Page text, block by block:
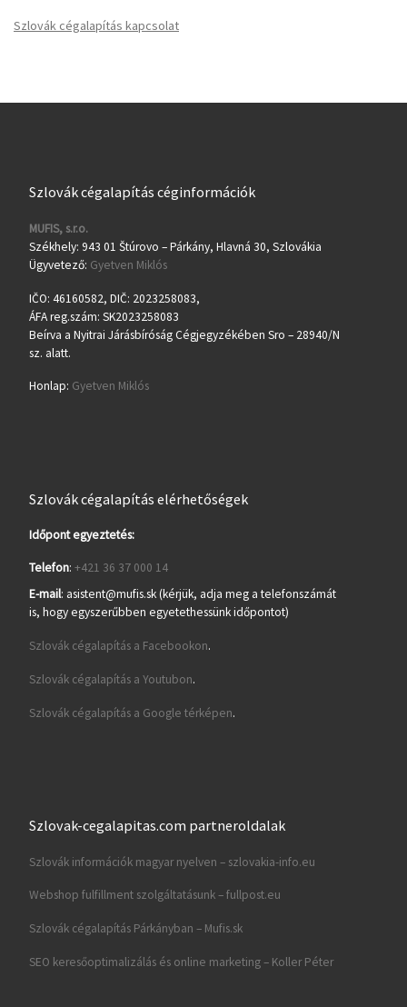
Szlovák cégalapítás kapcsolat
Szlovák cégalapítás céginformációk
MUFIS, s.r.o.
Székhely: 943 01 Štúrovo – Párkány, Hlavná 30, Szlovákia
Ügyvetező: Gyetven Miklós
IČO: 46160582, DIČ: 2023258083,
ÁFA reg.szám: SK2023258083
Beírva a Nyitrai Járásbíróság Cégjegyzékében Sro – 28940/N
sz. alatt.
Honlap: Gyetven Miklós
Szlovák cégalapítás elérhetőségek
Időpont egyeztetés:
Telefon: +421 36 37 000 14
E-mail: asistent@mufis.sk (kérjük, adja meg a telefonszámát
is, hogy egyszerűbben egyetethessünk időpontot)
Szlovák cégalapítás a Facebookon.
Szlovák cégalapítás a Youtubon.
Szlovák cégalapítás a Google térképen.
Szlovak-cegalapitas.com partneroldalak
Szlovák információk magyar nyelven – szlovakia-info.eu
Webshop fulfillment szolgáltatásunk – fullpost.eu
Szlovák cégalapítás Párkányban – Mufis.sk
SEO keresőoptimalizálás és online marketing – Koller Péter